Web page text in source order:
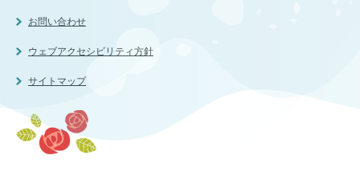
お問い合わせ
ウェブアクセシビリティ方針
サイトマップ